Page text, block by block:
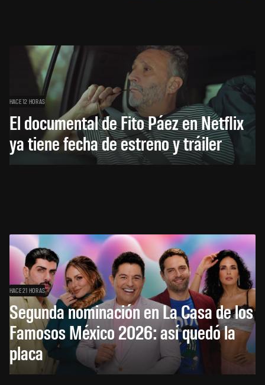
HACE 12 HORAS
El documental de Fito Páez en Netflix
ya tiene fecha de estreno y tráiler
HACE 21 HORAS
Segunda nominación en La Casa de los
Famosos México 2026: así quedó la
placa